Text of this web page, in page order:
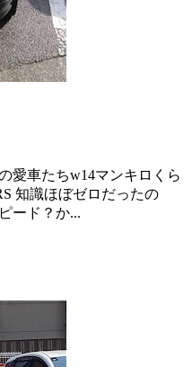
愛車たちw14マンキロくら
知識ほぼゼロだったの
ード？か...